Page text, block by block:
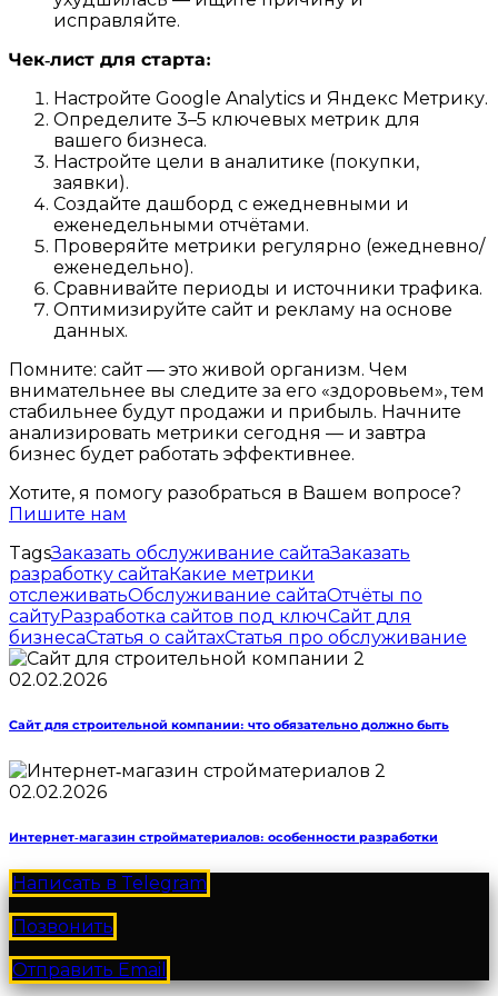
исправляйте.
Чек‑лист для старта:
Настройте Google Analytics и Яндекс Метрику.
Определите 3–5 ключевых метрик для
вашего бизнеса.
Настройте цели в аналитике (покупки,
заявки).
Создайте дашборд с ежедневными и
еженедельными отчётами.
Проверяйте метрики регулярно (ежедневно/
еженедельно).
Сравнивайте периоды и источники трафика.
Оптимизируйте сайт и рекламу на основе
данных.
Помните: сайт — это живой организм. Чем
внимательнее вы следите за его «здоровьем», тем
стабильнее будут продажи и прибыль. Начните
анализировать метрики сегодня — и завтра
бизнес будет работать эффективнее.
Хотите, я помогу разобраться в Вашем вопросе?
Пишите нам
TagsЗаказать обслуживание сайтаЗаказать
разработку сайтаКакие метрики
отслеживатьОбслуживание сайтаОтчёты по
сайтуРазработка сайтов под ключСайт для
бизнесаСтатья о сайтахСтатья про обслуживание
02.02.2026
Сайт для строительной компании: что обязательно должно быть
02.02.2026
Интернет‑магазин стройматериалов: особенности разработки
Написать в Telegram
Позвонить
Отправить Email